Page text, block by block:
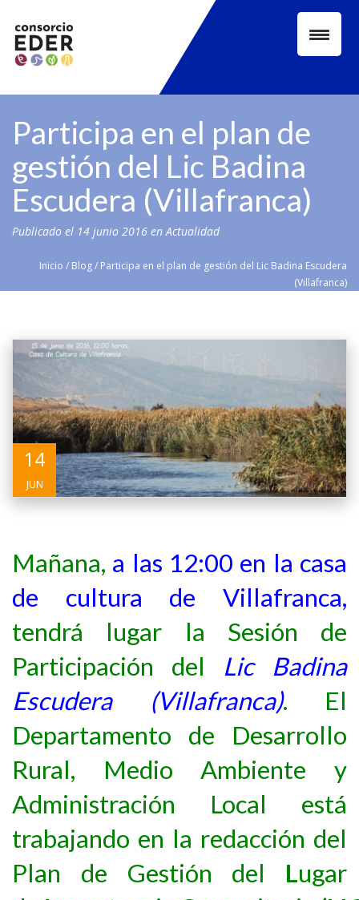
content
Participa en el plan de
gestión del Lic Badina
Escudera (Villafranca)
Publicado el 14 junio 2016 enActualidad
Inicio / Blog/ Participa en el plan de gestión del Lic Badina Escudera
(Villafranca)
14
JUN
Mañana, a las 12:00 en la casa
de cultura de Villafranca,
tendrá lugar la Sesión de
Participación del Lic Badina
Escudera (Villafranca). El
Departamento de Desarrollo
Rural, Medio Ambiente y
Administración Local está
trabajando en la redacción del
Plan de Gestión del Lugar